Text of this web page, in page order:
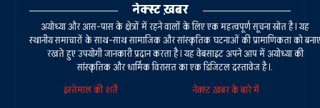
नेक्स्ट ख़बर
अयोध्या और आस-पास के क्षेत्रों में रहने वालों के लिए एक महत्वपूर्ण सूचना स्रोत है। यह
स्थानीय समाचारों के साथ-साथ सामाजिक और सांस्कृतिक घटनाओं की प्रामाणिकता को बनाए
रखते हुए उपयोगी जानकारी प्रदान करता है। यह वेबसाइट अपने आप में अयोध्या की
सांस्कृतिक और धार्मिक विरासत का एक डिजिटल दस्तावेज है।.
इस्तेमाल की शर्तें
नेक्स्ट ख़बर के बारे में